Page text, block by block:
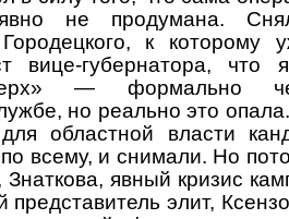
не продумана.
Городецкого, к которому
вице-губернатора, что
— формально
но реально это
областной власти
по всему, и снимали. Но
Знаткова, явный кризис
представитель элит,